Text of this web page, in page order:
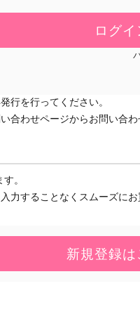
行を行ってください。
合わせページからお問い合わ
。
力することなくスムーズにお